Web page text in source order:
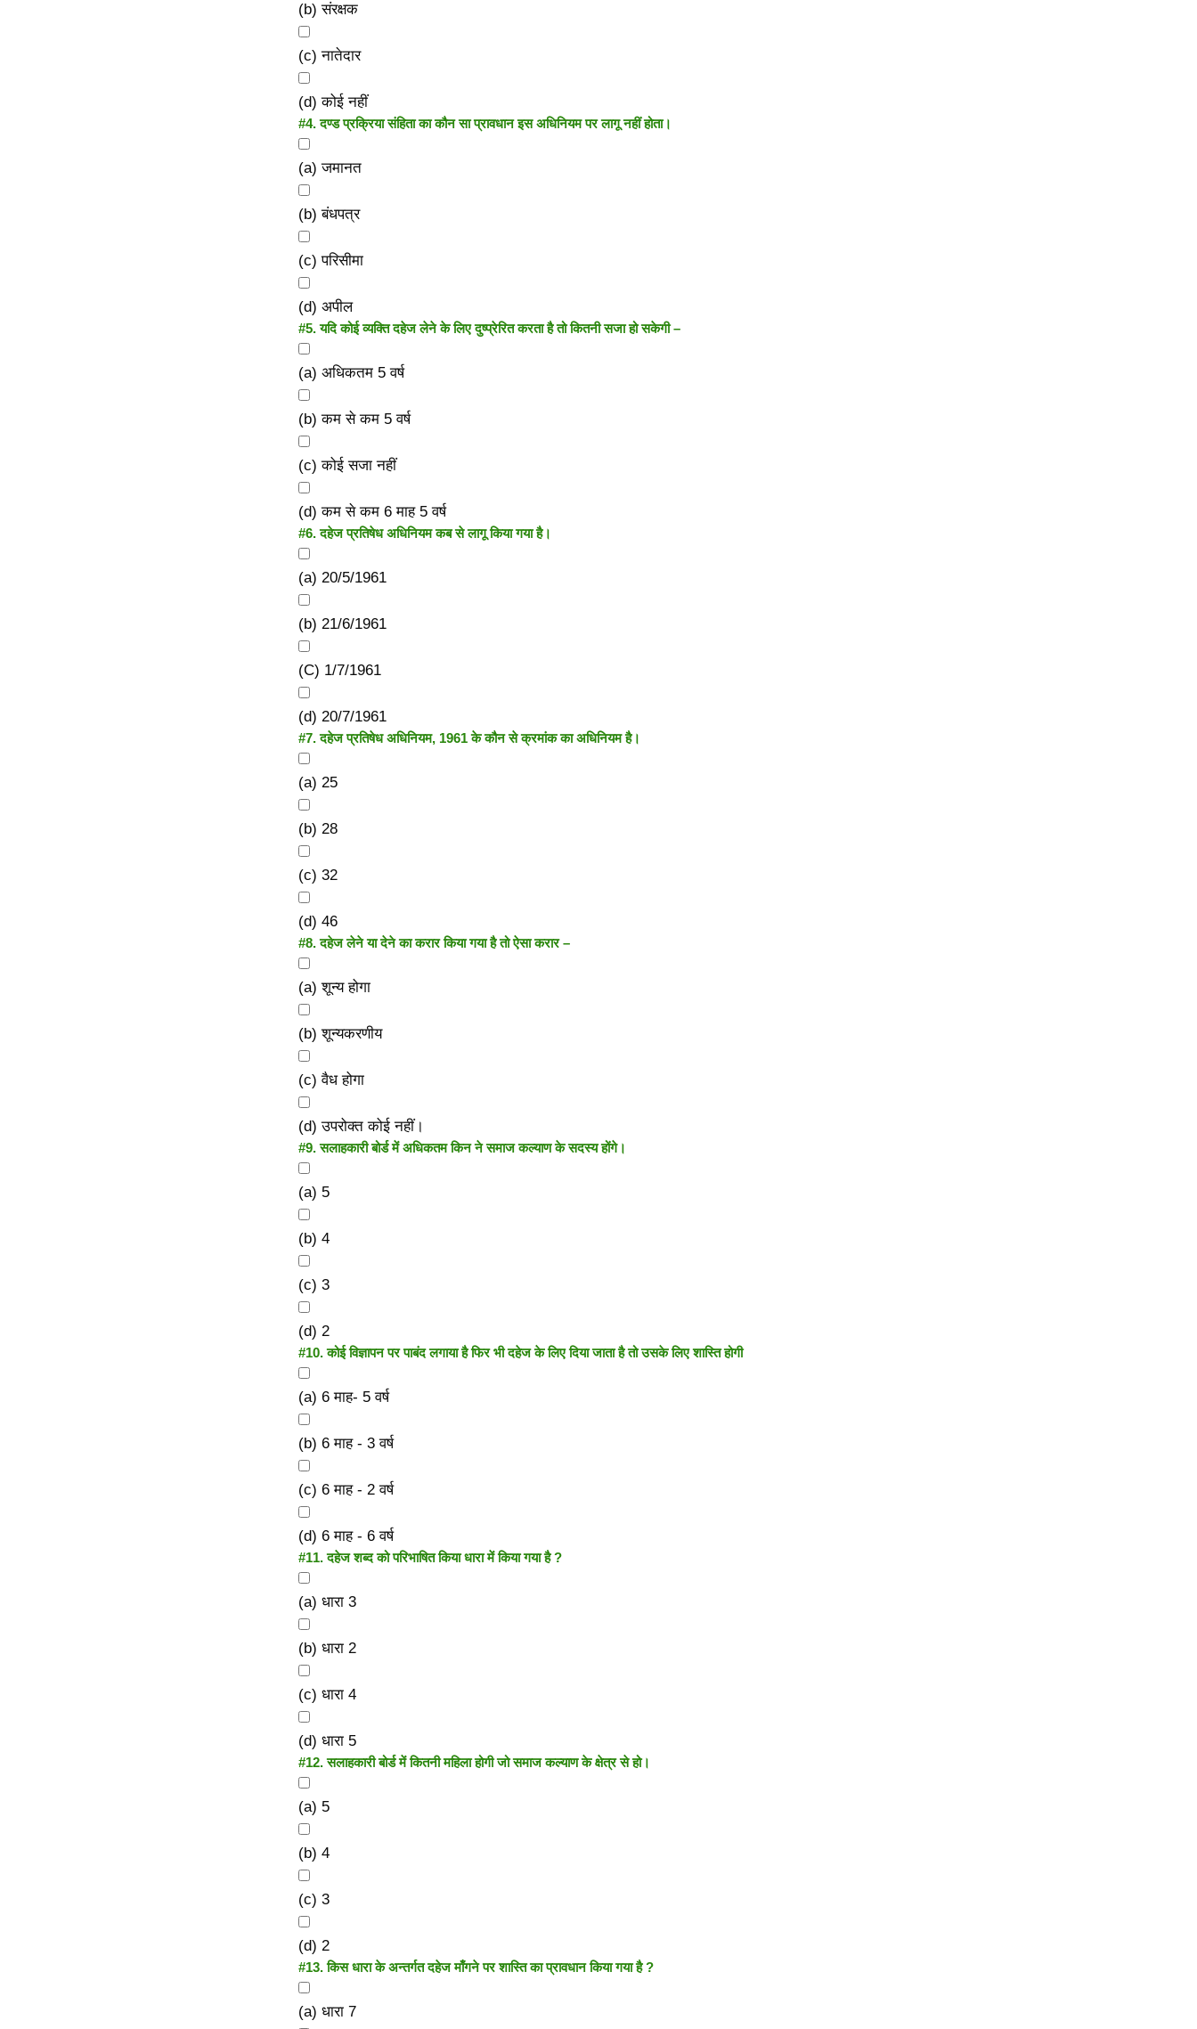
(b) संरक्षक
(c) नातेदार
(d) कोई नहीं
#4.दण्ड प्रक्रिया संहिता का कौन सा प्रावधान इस अधिनियम पर लागू नहीं होता।
(a) जमानत
(b) बंधपत्र
(c) परिसीमा
(d) अपील
#5.यदि कोई व्यक्ति दहेज लेने के लिए दुष्प्रेरित करता है तो कितनी सजा हो सकेगी –
(a) अधिकतम 5 वर्ष
(b) कम से कम 5 वर्ष
(c) कोई सजा नहीं
(d) कम से कम 6 माह 5 वर्ष
#6.दहेज प्रतिषेध अधिनियम कब से लागू किया गया है।
(a) 20/5/1961
(b) 21/6/1961
(C) 1/7/1961
(d) 20/7/1961
#7.दहेज प्रतिषेध अधिनियम, 1961 के कौन से क्रमांक का अधिनियम है।
(a) 25
(b) 28
(c) 32
(d) 46
#8.दहेज लेने या देने का करार किया गया है तो ऐसा करार –
(a) शून्य होगा
(b) शून्यकरणीय
(c) वैध होगा
(d) उपरोक्त कोई नहीं।
#9.सलाहकारी बोर्ड में अधिकतम किन ने समाज कल्याण के सदस्य होंगे।
(a) 5
(b) 4
(c) 3
(d) 2
#10.कोई विज्ञापन पर पाबंद लगाया है फिर भी दहेज के लिए दिया जाता है तो उसके लिए शास्ति होगी
(a) 6 माह- 5 वर्ष
(b) 6 माह - 3 वर्ष
(c) 6 माह - 2 वर्ष
(d) 6 माह - 6 वर्ष
#11.दहेज शब्द को परिभाषित किया धारा में किया गया है ?
(a) धारा 3
(b) धारा 2
(c) धारा 4
(d) धारा 5
#12.सलाहकारी बोर्ड में कितनी महिला होगी जो समाज कल्याण के क्षेत्र से हो।
(a) 5
(b) 4
(c) 3
(d) 2
#13.किस धारा के अन्तर्गत दहेज माँगने पर शास्ति का प्रावधान किया गया है ?
(a) धारा 7